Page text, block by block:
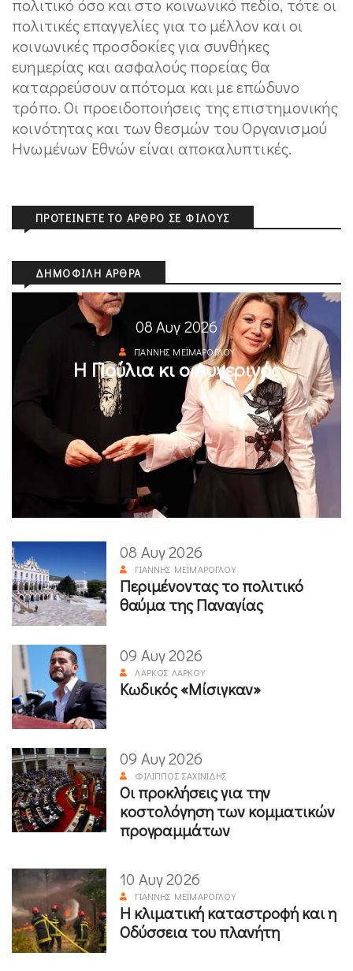
πολιτικό όσο και στο κοινωνικό πεδίο, τότε οι
πολιτικές επαγγελίες για το μέλλον και οι
κοινωνικές προσδοκίες για συνθήκες
ευημερίας και ασφαλούς πορείας θα
καταρρεύσουν απότομα και με επώδυνο
τρόπο. Οι προειδοποιήσεις της επιστημονικής
κοινότητας και των θεσμών του Οργανισμού
Ηνωμένων Εθνών είναι αποκαλυπτικές.
ΠΡΟΤΕΊΝΕΤΕ ΤΟ ΆΡΘΡΟ ΣΕ ΦΊΛΟΥΣ
ΔΗΜΟΦΙΛΉ ΆΡΘΡΑ
08 Αυγ 2026
ΓΙΆΝΝΗΣ ΜΕΪΜΆΡΟΓΛΟΥ
Η Πούλια κι ο Αυγερινός
08 Αυγ 2026
ΓΙΆΝΝΗΣ ΜΕΪΜΆΡΟΓΛΟΥ
Περιμένοντας το πολιτικό
θαύμα της Παναγίας
09 Αυγ 2026
ΛΆΡΚΟΣ ΛΆΡΚΟΥ
Κωδικός «Μίσιγκαν»
09 Αυγ 2026
ΦΊΛΙΠΠΟΣ ΣΑΧΙΝΊΔΗΣ
Οι προκλήσεις για την
κοστολόγηση των κομματικών
προγραμμάτων
10 Αυγ 2026
ΓΙΆΝΝΗΣ ΜΕΪΜΆΡΟΓΛΟΥ
Η κλιματική καταστροφή και η
Οδύσσεια του πλανήτη